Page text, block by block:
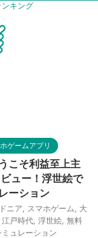
キング
ゲームアプリ
こそ利益至上主
ュー！浮世絵で
ーション
ニア スマホゲーム
大
江戸時代 浮世絵 無料
ュレーション